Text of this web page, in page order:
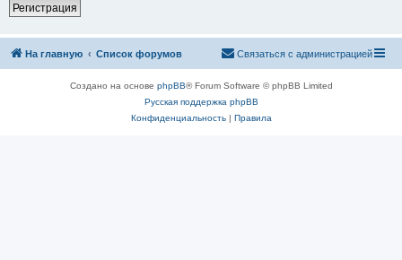
Регистрация
На главную Список форумов Связаться с администрацией
Создано на основе phpBB® Forum Software © phpBB Limited
Русская поддержка phpBB
Конфиденциальность| Правила